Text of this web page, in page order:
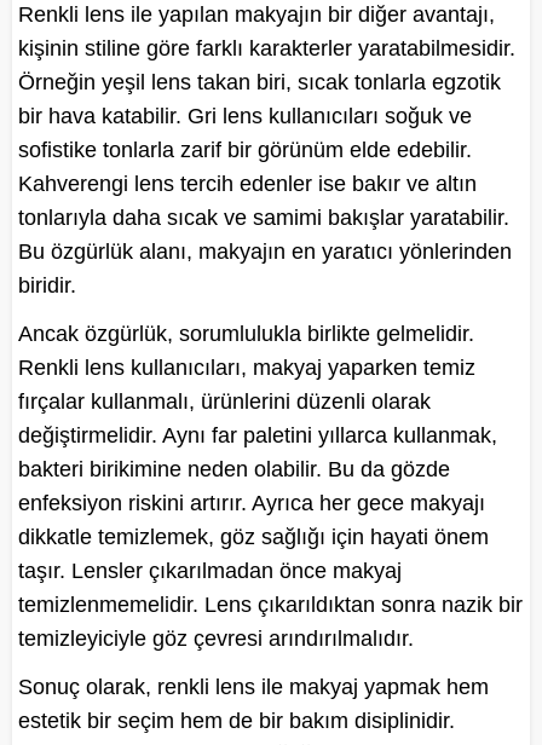
Renkli lens ile yapılan makyajın bir diğer avantajı,
kişinin stiline göre farklı karakterler yaratabilmesidir.
Örneğin yeşil lens takan biri, sıcak tonlarla egzotik
bir hava katabilir. Gri lens kullanıcıları soğuk ve
sofistike tonlarla zarif bir görünüm elde edebilir.
Kahverengi lens tercih edenler ise bakır ve altın
tonlarıyla daha sıcak ve samimi bakışlar yaratabilir.
Bu özgürlük alanı, makyajın en yaratıcı yönlerinden
biridir.
Ancak özgürlük, sorumlulukla birlikte gelmelidir.
Renkli lens kullanıcıları, makyaj yaparken temiz
fırçalar kullanmalı, ürünlerini düzenli olarak
değiştirmelidir. Aynı far paletini yıllarca kullanmak,
bakteri birikimine neden olabilir. Bu da gözde
enfeksiyon riskini artırır. Ayrıca her gece makyajı
dikkatle temizlemek, göz sağlığı için hayati önem
taşır. Lensler çıkarılmadan önce makyaj
temizlenmemelidir. Lens çıkarıldıktan sonra nazik bir
temizleyiciyle göz çevresi arındırılmalıdır.
Sonuç olarak, renkli lens ile makyaj yapmak hem
estetik bir seçim hem de bir bakım disiplinidir.